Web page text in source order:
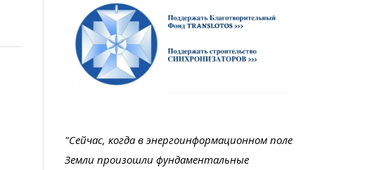
"Сейчас, когда в энергоинформационном поле
Земли произошли фундаментальные